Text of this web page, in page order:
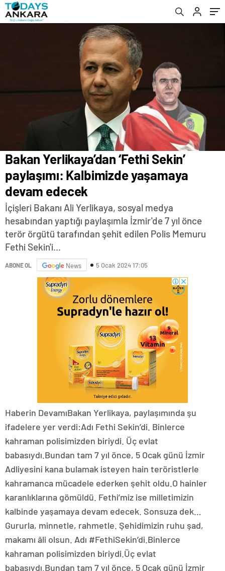
Bakan Yerlikaya’dan ‘Fethi Sekin’
paylaşımı: Kalbimizde yaşamaya
devam edecek
İçişleri Bakanı Ali Yerlikaya, sosyal medya
hesabından yaptığı paylaşımla İzmir'de 7 yıl önce
terör örgütü tarafından şehit edilen Polis Memuru
Fethi Sekin'i...
ABONE OL News 5 Ocak 2024 17:05
Haberin DevamıBakan Yerlikaya, paylaşımında şu
ifadelere yer verdi:Adı Fethi Sekin’di. Binlerce
kahraman polisimizden biriydi. Üç evlat
babasıydı.Bundan tam 7 yıl önce, 5 Ocak günü İzmir
Adliyesini kana bulamak isteyen hain teröristlerle
kahramanca mücadele ederken şehit oldu.O hainler
karanlıklarına gömüldü. Fethi’miz ise milletimizin
kalbinde yaşamaya devam edecek. Sonsuza dek…
Gururla, minnetle, rahmetle. Şehidimizin ruhu şad,
makamı âli olsun. Adı #FethiSekin’di.Binlerce
kahraman polisimizden biriydi.Üç evlat
babasıydı.Bundan tam 7 yıl önce, 5 Ocak günü İzmir